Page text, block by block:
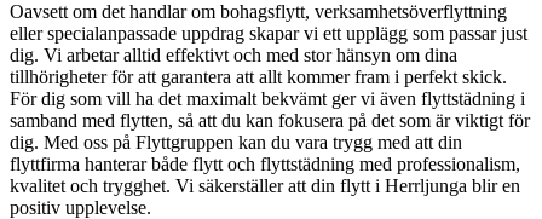
Oavsett om det handlar om bohagsflytt, verksamhetsöverflyttning
eller specialanpassade uppdrag skapar vi ett upplägg som passar just
dig. Vi arbetar alltid effektivt och med stor hänsyn om dina
tillhörigheter för att garantera att allt kommer fram i perfekt skick.
För dig som vill ha det maximalt bekvämt ger vi även flyttstädning i
samband med flytten, så att du kan fokusera på det som är viktigt för
dig. Med oss på Flyttgruppen kan du vara trygg med att din
flyttfirma hanterar både flytt och flyttstädning med professionalism,
kvalitet och trygghet. Vi säkerställer att din flytt i Herrljunga blir en
positiv upplevelse.